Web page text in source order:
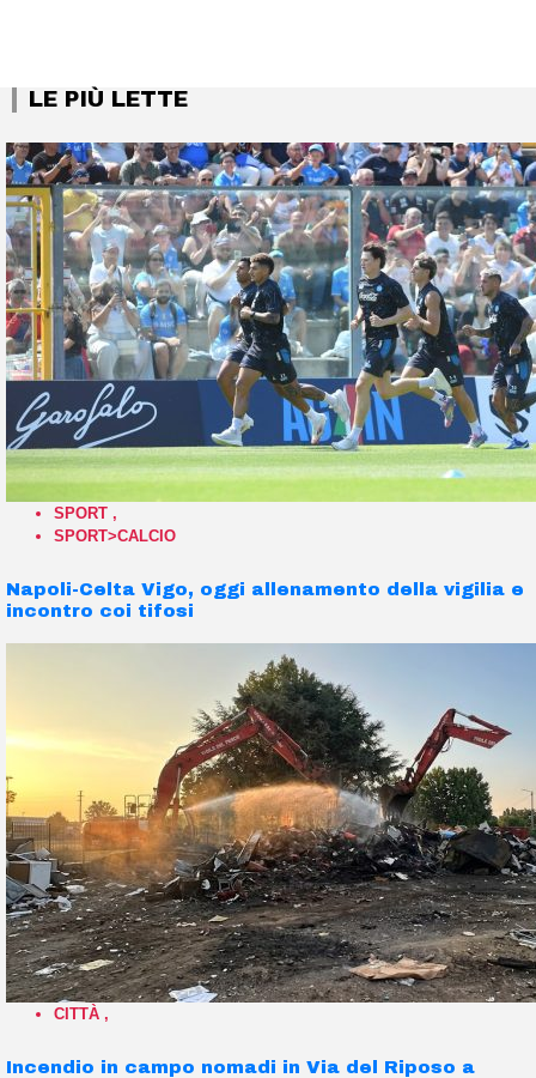
LE PIÙ LETTE
SPORT ,
SPORT>CALCIO
Napoli-Celta Vigo, oggi allenamento della vigilia e
incontro coi tifosi
CITTÀ ,
Incendio in campo nomadi in Via del Riposo a